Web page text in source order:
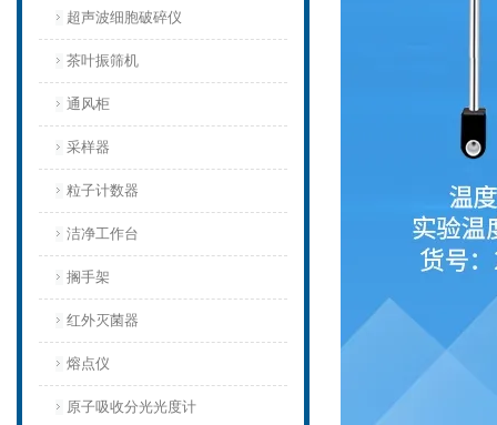
超声波细胞破碎仪
茶叶振筛机
通风柜
采样器
粒子计数器
洁净工作台
搁手架
红外灭菌器
熔点仪
原子吸收分光光度计